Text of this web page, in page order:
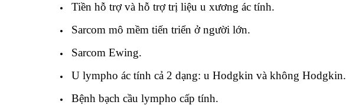
Tiền hỗ trợ và hỗ trợ trị liệu u xương ác tính.
Sarcom mô mềm tiến triển ở người lớn.
Sarcom Ewing.
U lympho ác tính cả 2 dạng: u Hodgkin và không Hodgkin.
Bệnh bạch cầu lympho cấp tính.